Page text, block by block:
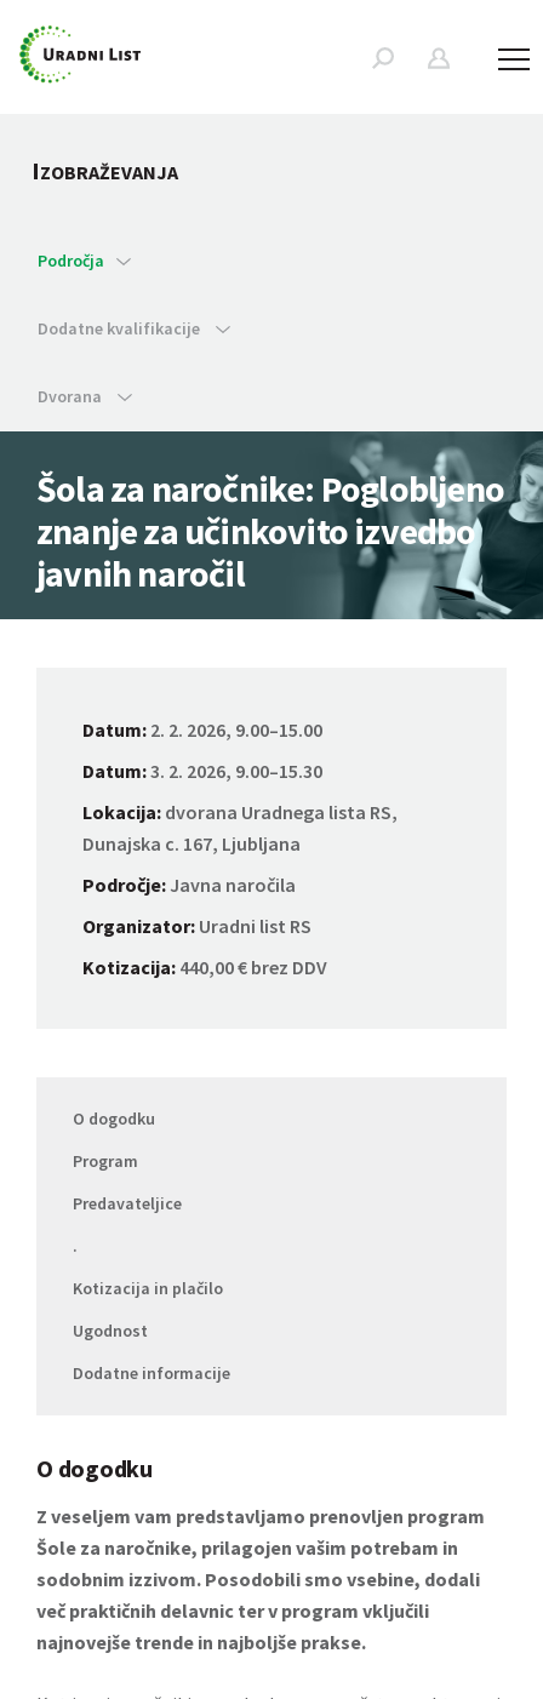
IZOBRAŽEVANJA
Področja
Dodatne kvalifikacije
Dvorana
Šola za naročnike: Poglobljeno
znanje za učinkovito izvedbo
javnih naročil
Datum: 2. 2. 2026, 9.00–15.00
Datum:3. 2. 2026, 9.00–15.30
Lokacija: dvorana Uradnega lista RS,
Dunajska c. 167, Ljubljana
Področje: Javna naročila
Organizator: Uradni list RS
Kotizacija: 440,00 € brez DDV
O dogodku
Program
Predavateljice
.
Kotizacija in plačilo
Ugodnost
Dodatne informacije
O dogodku
Z veseljem vam predstavljamo prenovljen program
Šole za naročnike, prilagojen vašim potrebam in
sodobnim izzivom. Posodobili smo vsebine, dodali
več praktičnih delavnic ter v program vključili
najnovejše trende in najboljše prakse.